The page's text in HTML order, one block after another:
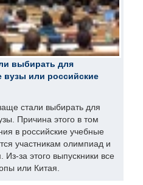
выбирать для
вузы или российские
стали выбирать для
Причина этого в том
в российские учебные
участникам олимпиад и
Из-за этого выпускники все
или Китая.